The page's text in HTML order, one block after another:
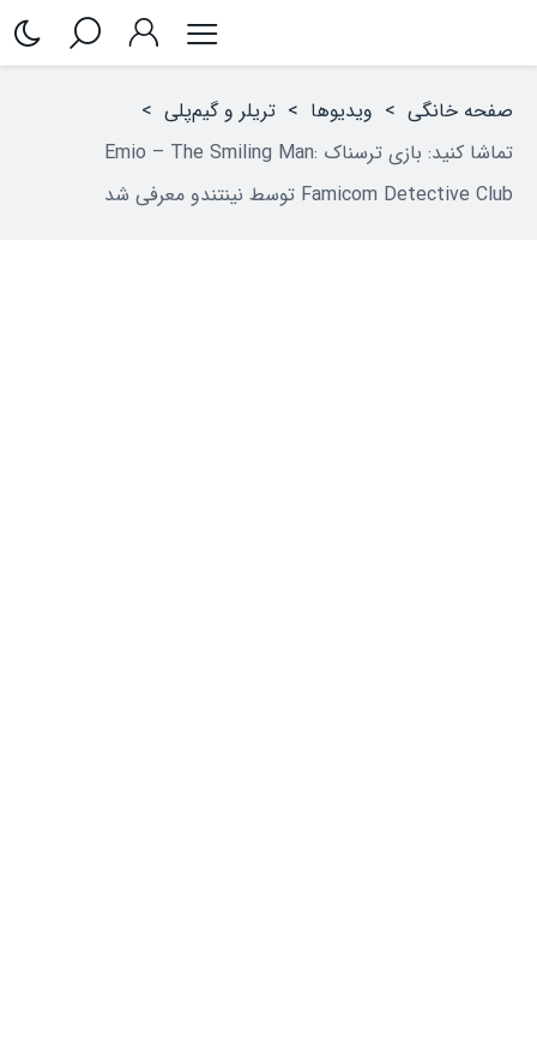
صفحه خانگی > ویدیوها > تریلر و گیم‌پلی >
تماشا کنید: بازی ترسناک Emio – The Smiling Man:
Famicom Detective Club توسط نینتندو معرفی شد